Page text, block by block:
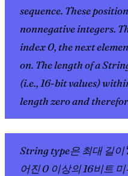
sequence. These
nonnegative integers.
index 0, the next
on. The length of a
(i.e., 16-bit values)
length zero and
String type은 최대 길이
어진 0 이상의 16비트